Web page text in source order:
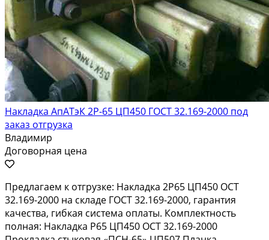
Накладка АпАТэК 2Р-65 ЦП450 ГОСТ 32.169-2000 под
заказ отгрузка
Владимир
Договорная цена
Предлагаем к отгрузке: Накладка 2Р65 ЦП450 ОСТ
32.169-2000 на складе ГОСТ 32.169-2000, гарантия
качества, гибкая система оплаты. Комплектность
полная: Накладка Р65 ЦП450 ОСТ 32.169-2000